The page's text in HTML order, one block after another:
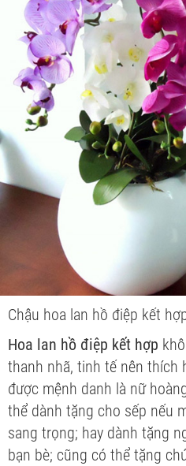
Chậu hoa lan hồ điệp kết
Hoa lan hồ điệp kết hợp
thanh nhã, tinh tế nên thích
được mệnh danh là nữ
thể dành tặng cho sếp nếu
sang trọng; hay dành tặng
bạn bè; cũng có thể tặng